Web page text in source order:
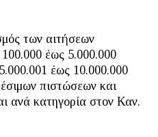
των αιτήσεων
100.000 έως 5.000.000
έως 10.000.000
πιστώσεων και
ανά κατηγορία στον Καν.